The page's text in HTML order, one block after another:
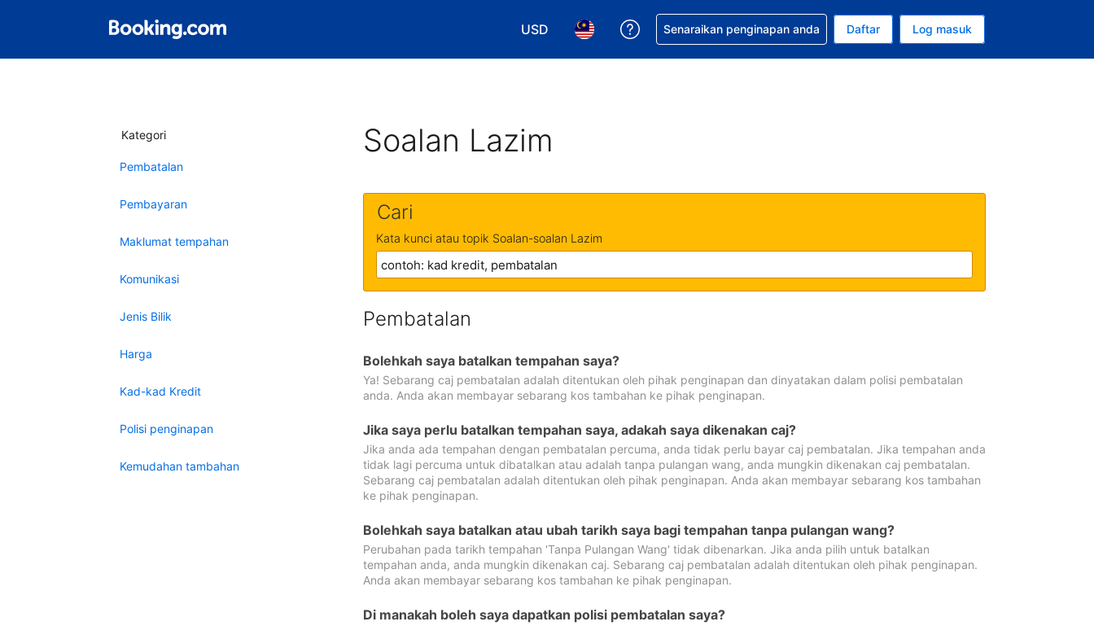
USD
Pilih mata wang anda. Mata wang semasa anda adalah Dolar A.S.
Pilih bahasa anda. Bahasa semasa anda adalah Bahasa Malaysia
Dapatkan bantuan bagi tempahan anda
Senaraikan penginapan anda Daftar Log masuk
Kategori
Pembatalan
Pembayaran
Maklumat tempahan
Komunikasi
Jenis Bilik
Harga
Kad-kad Kredit
Polisi penginapan
Kemudahan tambahan
Soalan Lazim
Cari
Kata kunci atau topik Soalan-soalan Lazim
Pembatalan
Bolehkah saya batalkan tempahan saya?
Ya! Sebarang caj pembatalan adalah ditentukan oleh pihak penginapan dan dinyatakan dalam polisi pembatalan
anda. Anda akan membayar sebarang kos tambahan ke pihak penginapan.
Jika saya perlu batalkan tempahan saya, adakah saya dikenakan caj?
Jika anda ada tempahan dengan pembatalan percuma, anda tidak perlu bayar caj pembatalan. Jika tempahan anda
tidak lagi percuma untuk dibatalkan atau adalah tanpa pulangan wang, anda mungkin dikenakan caj pembatalan.
Sebarang caj pembatalan adalah ditentukan oleh pihak penginapan. Anda akan membayar sebarang kos tambahan
ke pihak penginapan.
Bolehkah saya batalkan atau ubah tarikh saya bagi tempahan tanpa pulangan wang?
Perubahan pada tarikh tempahan 'Tanpa Pulangan Wang' tidak dibenarkan. Jika anda pilih untuk batalkan
tempahan anda, anda mungkin dikenakan caj. Sebarang caj pembatalan adalah ditentukan oleh pihak penginapan.
Anda akan membayar sebarang kos tambahan ke pihak penginapan.
Di manakah boleh saya dapatkan polisi pembatalan saya?